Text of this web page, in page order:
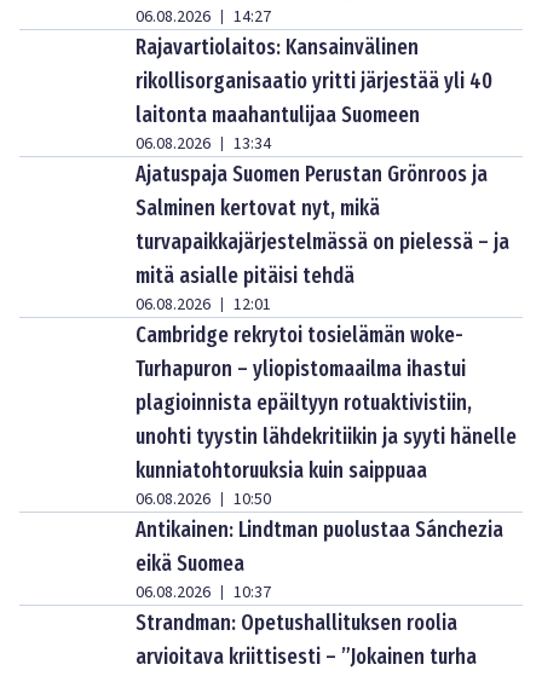
06.08.2026 | 14:27
Rajavartiolaitos: Kansainvälinen
rikollisorganisaatio yritti järjestää yli 40
laitonta maahantulijaa Suomeen
06.08.2026 | 13:34
Ajatuspaja Suomen Perustan Grönroos ja
Salminen kertovat nyt, mikä
turvapaikkajärjestelmässä on pielessä – ja
mitä asialle pitäisi tehdä
06.08.2026 | 12:01
Cambridge rekrytoi tosielämän woke-
Turhapuron – yliopistomaailma ihastui
plagioinnista epäiltyyn rotuaktivistiin,
unohti tyystin lähdekritiikin ja syyti hänelle
kunniatohtoruuksia kuin saippuaa
06.08.2026 | 10:50
Antikainen: Lindtman puolustaa Sánchezia
eikä Suomea
06.08.2026 | 10:37
Strandman: Opetushallituksen roolia
arvioitava kriittisesti – ”Jokainen turha